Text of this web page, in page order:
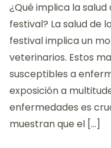
¿Qué implica la
festival? La salud de
festival implica un
veterinarios. Estos
susceptibles a
exposición a
enfermedades es
muestran que el […]